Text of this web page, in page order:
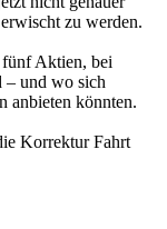
zu werden.
fünf Aktien, bei
– und wo sich
anbieten könnten.
Korrektur Fahrt